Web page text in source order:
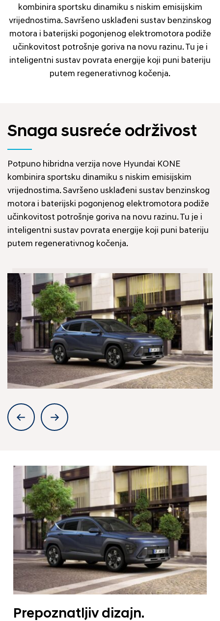
kombinira sportsku dinamiku s niskim emisijskim
vrijednostima. Savršeno usklađeni sustav benzinskog
motora i baterijski pogonjenog elektromotora podiže
učinkovitost potrošnje goriva na novu razinu. Tu je i
inteligentni sustav povrata energije koji puni bateriju
putem regenerativnog kočenja.
Snaga susreće održivost
Potpuno hibridna verzija nove Hyundai KONE
kombinira sportsku dinamiku s niskim emisijskim
vrijednostima. Savršeno usklađeni sustav benzinskog
motora i baterijski pogonjenog elektromotora podiže
učinkovitost potrošnje goriva na novu razinu. Tu je i
inteligentni sustav povrata energije koji puni bateriju
putem regenerativnog kočenja.
Prepoznatljiv dizajn.